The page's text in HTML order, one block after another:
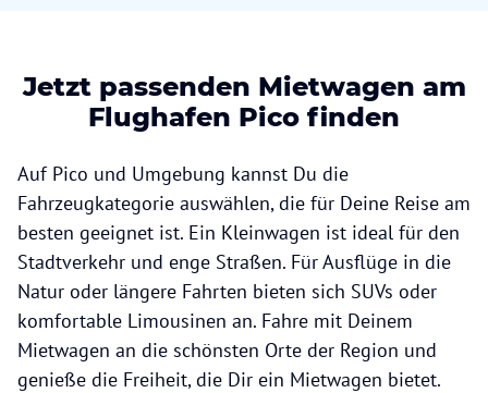
Jetzt passenden Mietwagen am
Flughafen Pico finden
Auf Pico und Umgebung kannst Du die
Fahrzeugkategorie auswählen, die für Deine Reise am
besten geeignet ist. Ein Kleinwagen ist ideal für den
Stadtverkehr und enge Straßen. Für Ausflüge in die
Natur oder längere Fahrten bieten sich SUVs oder
komfortable Limousinen an. Fahre mit Deinem
Mietwagen an die schönsten Orte der Region und
genieße die Freiheit, die Dir ein Mietwagen bietet.